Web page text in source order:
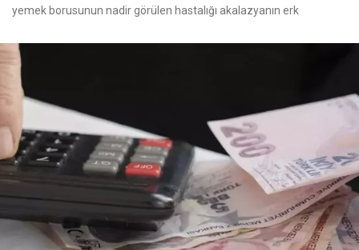
yemek borusunun nadir görülen hastalığı akalazyanın erk